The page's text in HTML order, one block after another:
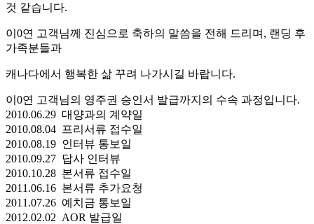
것 같습니다.
이0연 고객님께 진심으로 축하의 말씀을 전해 드리며, 랜딩 후
가족분들과
캐나다에서 행복한 삶 꾸려 나가시길 바랍니다.
이0연 고객님의 영주권 승인서 발급까지의 수속 과정입니다.
2010.06.29 대양과의 계약일
2010.08.04 프리서류 접수일
2010.08.19 인터뷰 통보일
2010.09.27 답사 인터뷰
2010.10.28 본서류 접수일
2011.06.16 본서류 추가요청
2011.07.26 예치금 통보일
2012.02.02 AOR 발급일